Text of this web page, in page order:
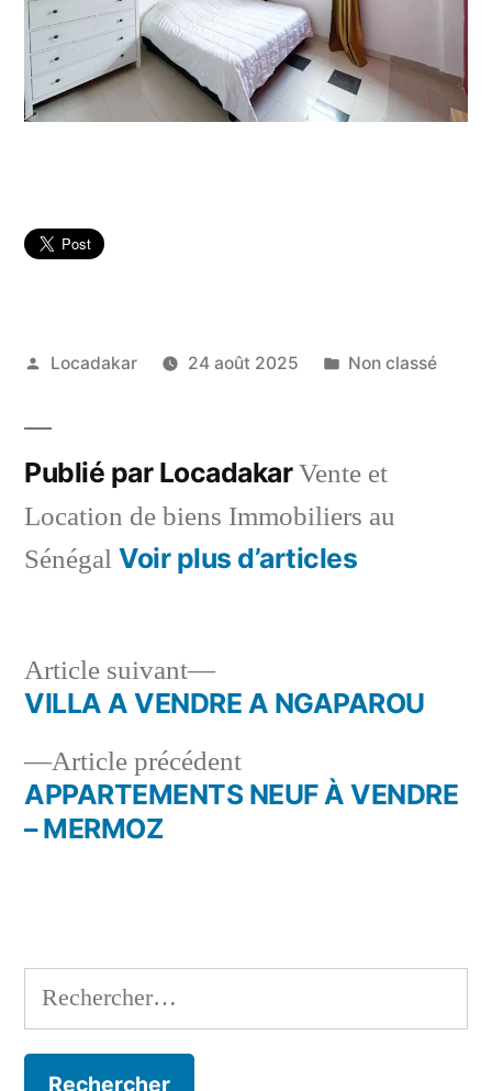
Publié
Locadakar 24 août 2025
Publié
Non classé
Publié par LocadakarVente et
Location de biens Immobiliers au
Sénégal Voir plus d’articles
Navigation
de
l’article
Article précédentArticle
précédent :
APPARTEMENTS NEUF À VENDRE
– MERMOZ
Article suivant
Article
suivant :
VILLA A VENDRE A NGAPAROU
Rechercher :